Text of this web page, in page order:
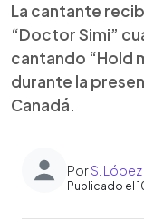
La cantante
“Doctor Simi”
cantando “Hold
durante la
Canadá.
PorS. López
Publicado el